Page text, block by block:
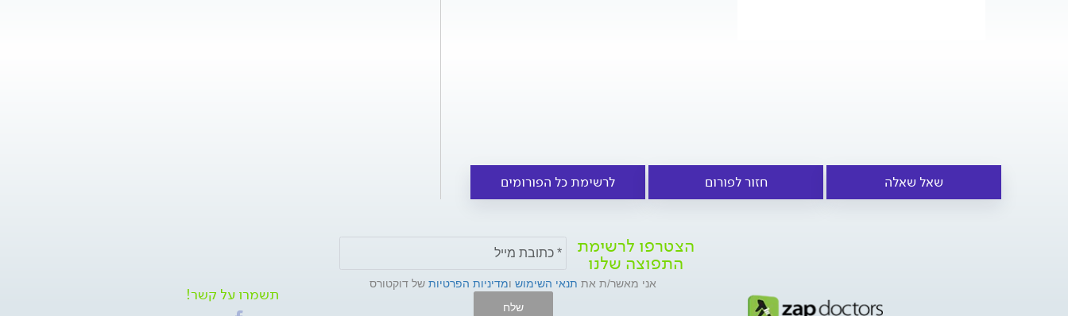
שאל שאלה חזור לפורום לרשימת כל הפורומים
הצטרפו לרשימת
התפוצה שלנו
אני מאשר/ת את תנאי השימוש ומדיניות הפרטיות של דוקטורס
שלח
תשמרו על קשר!